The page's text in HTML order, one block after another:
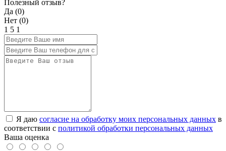
Полезный отзыв?
Да (0)
Нет (0)
1 5 1
Я даю согласие на обработку моих персональных данных в
соответствии с политикой обработки персональных данных
Ваша оценка